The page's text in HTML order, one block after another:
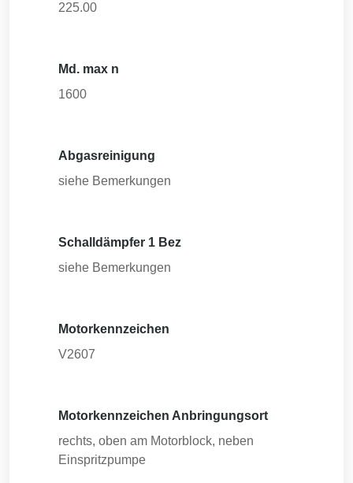
225.00
Md. max n
1600
Abgasreinigung
siehe Bemerkungen
Schalldämpfer 1 Bez
siehe Bemerkungen
Motorkennzeichen
V2607
Motorkennzeichen Anbringungsort
rechts, oben am Motorblock, neben
Einspritzpumpe